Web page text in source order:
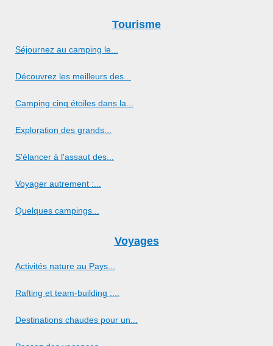
Tourisme
Séjournez au camping le...
Découvrez les meilleurs des...
Camping cinq étoiles dans la...
Exploration des grands...
S'élancer à l'assaut des...
Voyager autrement :...
Quelques campings...
Voyages
Activités nature au Pays...
Rafting et team-building :...
Destinations chaudes pour un...